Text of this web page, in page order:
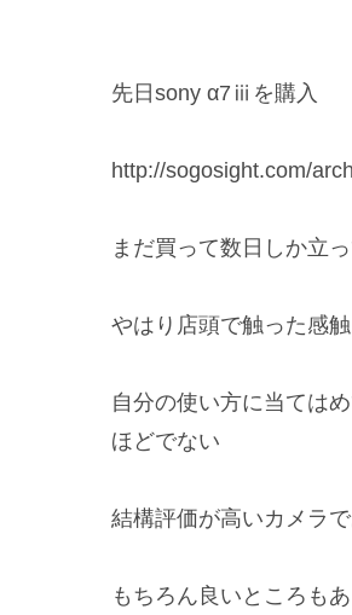
先日sony α7ⅲを購入
http://sogosight.com/
まだ買って数日しか立
やはり店頭で触った感
自分の使い方に当ては
ほどでない
結構評価が高いカメラ
もちろん良いところも